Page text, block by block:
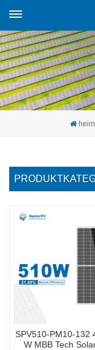
heim
SPV510-PM10-132
W MBB Tech